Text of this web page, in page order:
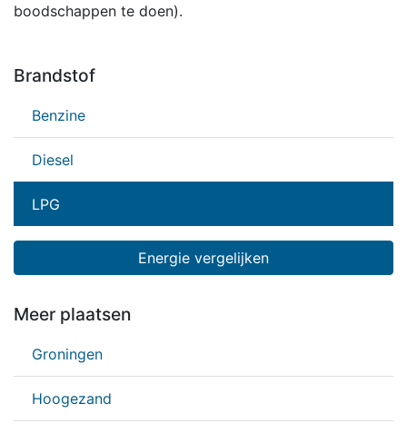
boodschappen te doen).
Brandstof
Benzine
Diesel
LPG
Energie vergelijken
Meer plaatsen
Groningen
Hoogezand